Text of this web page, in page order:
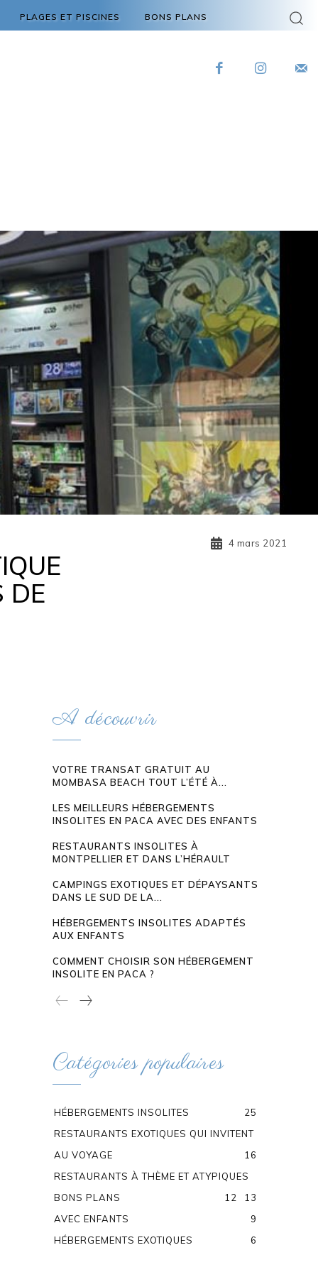
PLAGES ET PISCINES BONS PLANS
DE
4 mars 2021
A découvrir
VOTRE TRANSAT GRATUIT AU
MOMBASA BEACH TOUT L’ÉTÉ À...
LES MEILLEURS HÉBERGEMENTS
INSOLITES EN PACA AVEC DES ENFANTS
RESTAURANTS INSOLITES À
MONTPELLIER ET DANS L’HÉRAULT
CAMPINGS EXOTIQUES ET DÉPAYSANTS
DANS LE SUD DE LA...
HÉBERGEMENTS INSOLITES ADAPTÉS
AUX ENFANTS
COMMENT CHOISIR SON HÉBERGEMENT
INSOLITE EN PACA ?
Catégories populaires
HÉBERGEMENTS INSOLITES
25
RESTAURANTS EXOTIQUES QUI INVITENT
AU VOYAGE
16
RESTAURANTS À THÈME ET ATYPIQUES
13
BONS PLANS
12
AVEC ENFANTS
9
HÉBERGEMENTS EXOTIQUES
6